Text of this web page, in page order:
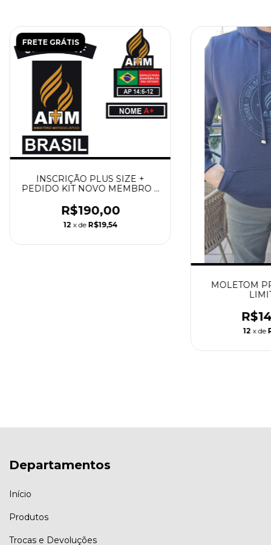
FRETE GRÁTIS
INSCRIÇÃO PLUS SIZE +
PEDIDO KIT NOVO MEMBRO +
MANGA CURTA
R$190,00
12 x de R$19,54
MOLETOM
12 x de
Departamentos
Início
Produtos
Trocas e Devoluções